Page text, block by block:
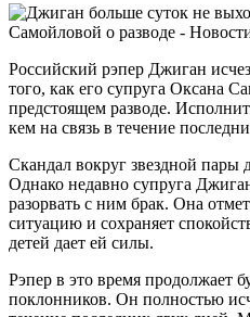
Российский рэпер Джиган
того, как его супруга Оксана
предстоящем разводе.
кем на связь в течение
Скандал вокруг звездной пары
Однако недавно супруга
разорвать с ним брак. Она
ситуацию и сохраняет
детей дает ей силы.
Рэпер в это время продолжает
поклонников. Он полностью